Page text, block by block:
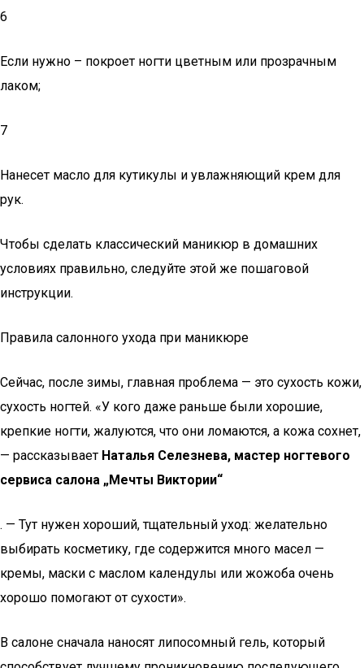
6
Если нужно – покроет ногти цветным или прозрачным
лаком;
7
Нанесет масло для кутикулы и увлажняющий крем для
рук.
Чтобы сделать классический маникюр в домашних
условиях правильно, следуйте этой же пошаговой
инструкции.
Правила салонного ухода при маникюре
Сейчас, после зимы, главная проблема — это сухость кожи,
сухость ногтей. «У кого даже раньше были хорошие,
крепкие ногти, жалуются, что они ломаются, а кожа сохнет,
— рассказывает Наталья Селезнева, мастер ногтевого
сервиса салона „Мечты Виктории“
. — Тут нужен хороший, тщательный уход: желательно
выбирать косметику, где содержится много масел —
кремы, маски с маслом календулы или жожоба очень
хорошо помогают от сухости».
В салоне сначала наносят липосомный гель, который